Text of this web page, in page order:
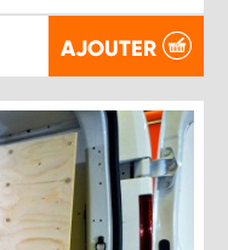
AJOUTER